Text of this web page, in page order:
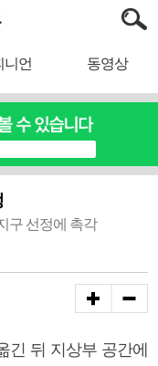
니언 동영상
구 선정에 촉각
긴 뒤 지상부 공간에